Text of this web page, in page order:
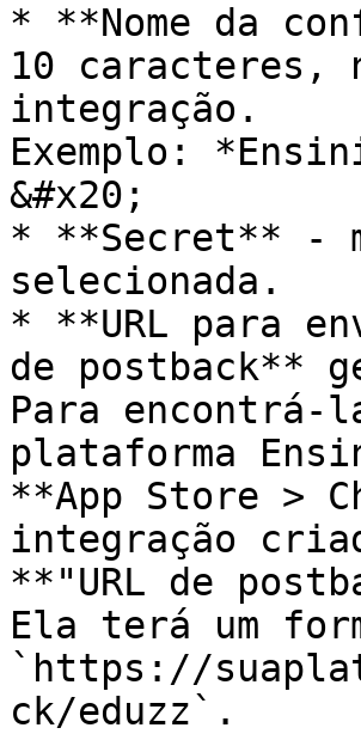
* **Nome da
10 caracteres,
integração.
Exemplo:
&#x20;
* **Secret** -
selecionada.
* **URL para
de postback**
Para encontrá-
plataforma
**App Store >
integração
**"URL de
Ela terá um
`https://
ck/eduzz`.